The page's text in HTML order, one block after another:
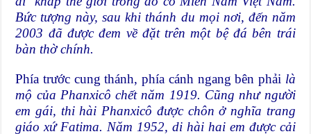
Bức tượng này, sau khi thánh du mọi nơi, đến năm
2003 đã được đem về đặt trên một bệ đá bên trái
bàn thờ chính.
Phía trước cung thánh, phía cánh ngang bên phải là
mộ của Phanxicô chết năm 1919. Cũng như người
em gái, thi hài Phanxicô được chôn ở nghĩa trang
giáo xứ Fatima. Năm 1952, di hài hai em được cải